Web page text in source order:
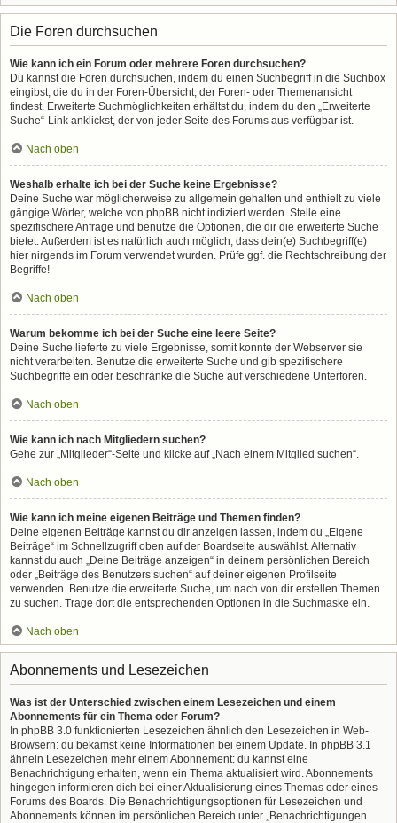
Die Foren durchsuchen
Wie kann ich ein Forum oder mehrere Foren durchsuchen?
Du kannst die Foren durchsuchen, indem du einen Suchbegriff in die Suchbox
eingibst, die du in der Foren-Übersicht, der Foren- oder Themenansicht
findest. Erweiterte Suchmöglichkeiten erhältst du, indem du den „Erweiterte
Suche“-Link anklickst, der von jeder Seite des Forums aus verfügbar ist.
Nach oben
Weshalb erhalte ich bei der Suche keine Ergebnisse?
Deine Suche war möglicherweise zu allgemein gehalten und enthielt zu viele
gängige Wörter, welche von phpBB nicht indiziert werden. Stelle eine
spezifischere Anfrage und benutze die Optionen, die dir die erweiterte Suche
bietet. Außerdem ist es natürlich auch möglich, dass dein(e) Suchbegriff(e)
hier nirgends im Forum verwendet wurden. Prüfe ggf. die Rechtschreibung der
Begriffe!
Nach oben
Warum bekomme ich bei der Suche eine leere Seite?
Deine Suche lieferte zu viele Ergebnisse, somit konnte der Webserver sie
nicht verarbeiten. Benutze die erweiterte Suche und gib spezifischere
Suchbegriffe ein oder beschränke die Suche auf verschiedene Unterforen.
Nach oben
Wie kann ich nach Mitgliedern suchen?
Gehe zur „Mitglieder“-Seite und klicke auf „Nach einem Mitglied suchen“.
Nach oben
Wie kann ich meine eigenen Beiträge und Themen finden?
Deine eigenen Beiträge kannst du dir anzeigen lassen, indem du „Eigene
Beiträge“ im Schnellzugriff oben auf der Boardseite auswählst. Alternativ
kannst du auch „Deine Beiträge anzeigen“ in deinem persönlichen Bereich
oder „Beiträge des Benutzers suchen“ auf deiner eigenen Profilseite
verwenden. Benutze die erweiterte Suche, um nach von dir erstellen Themen
zu suchen. Trage dort die entsprechenden Optionen in die Suchmaske ein.
Nach oben
Abonnements und Lesezeichen
Was ist der Unterschied zwischen einem Lesezeichen und einem
Abonnements für ein Thema oder Forum?
In phpBB 3.0 funktionierten Lesezeichen ähnlich den Lesezeichen in Web-
Browsern: du bekamst keine Informationen bei einem Update. In phpBB 3.1
ähneln Lesezeichen mehr einem Abonnement: du kannst eine
Benachrichtigung erhalten, wenn ein Thema aktualisiert wird. Abonnements
hingegen informieren dich bei einer Aktualisierung eines Themas oder eines
Forums des Boards. Die Benachrichtigungsoptionen für Lesezeichen und
Abonnements können im persönlichen Bereich unter „Benachrichtigungen